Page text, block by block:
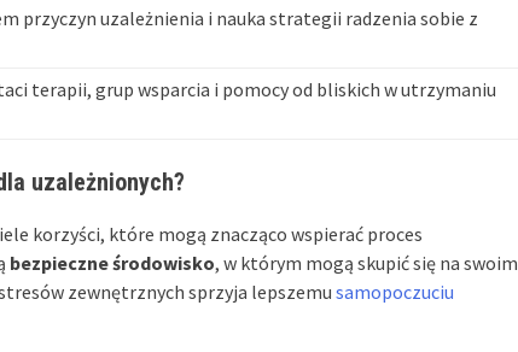
przyczyn uzależnienia i nauka strategii radzenia sobie z
terapii, grup wsparcia i pomocy od bliskich w utrzymaniu
uzależnionych?
korzyści, które mogą znacząco wspierać proces
bezpieczne środowisko, w którym mogą skupić się na swoim
zewnętrznych sprzyja lepszemu samopoczuciu